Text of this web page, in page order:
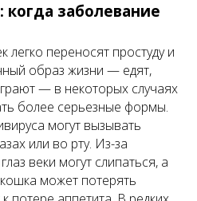
заболевание
переносят простуду и
образ жизни — едят,
— в некоторых случаях
более серьезные формы.
могут вызывать
или во рту. Из-за
веки могут слипаться, а
может потерять